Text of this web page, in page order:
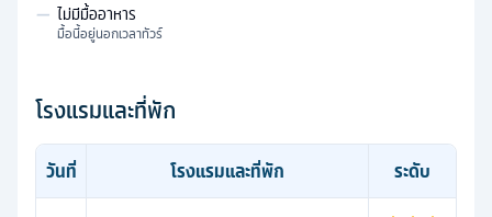
— ไม่มีมื้ออาหาร
มื้อนี้อยู่นอกเวลาทัวร์
โรงแรมและที่พัก
วันที่ โรงแรมและที่พัก ระดับ